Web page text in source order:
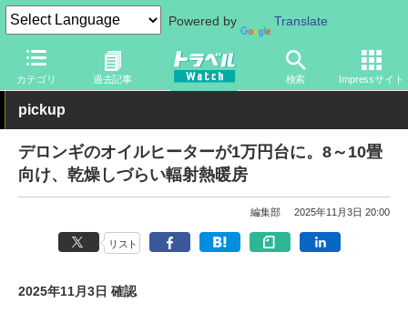
Powered by Translate
カテゴリ 過去記事 検索 Impressサイト
トラベル Watch 旅のアイテム 旅行グッズ 電気製品
pickup
デロンギのオイルヒーターが1万円台に。8～10畳
向け、乾燥しづらい輻射熱暖房
編集部 2025年11月3日 20:00
リスト
2025年11月3日 確認